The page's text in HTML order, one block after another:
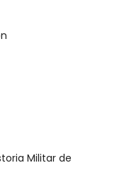
Militar de